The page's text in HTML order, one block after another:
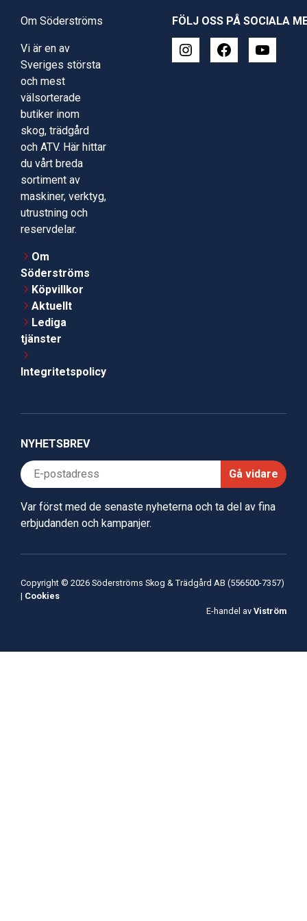
Om Söderströms
Vi är en av
Sveriges största
och mest
välsorterade
butiker inom
skog, trädgård
och ATV. Här hittar
du vårt breda
sortiment av
maskiner, verktyg,
utrustning och
reservdelar.
Om
Söderströms
Köpvillkor
Aktuellt
Lediga
tjänster
Integritetspolicy
FÖLJ OSS PÅ SOCIALA
NYHETSBREV
Gå vidare
Var först med de senaste nyheterna och ta del av fina
erbjudanden och kampanjer.
Copyright © 2026 Söderströms Skog & Trädgård AB (556500-7357)
| Cookies
E-handel av Viström